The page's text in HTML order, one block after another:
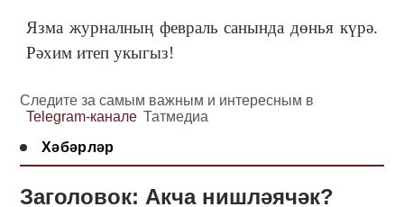
Язма журналның февраль санында дөнья күрә.
Рәхим итеп укыгыз!
Следите за самым важным и интересным в
Telegram-канале Татмедиа
Хәбәрләр
Заголовок: Акча нишләячәк?